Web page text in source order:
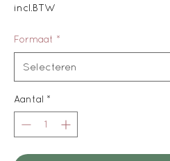
incl.BTW
Formaat *
Aantal *